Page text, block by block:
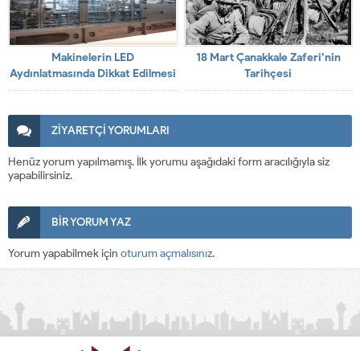
Makinelerin LED
Aydınlatmasında Dikkat Edilmesi
Gerekenler
18 Mart Çanakkale Zaferi’nin
Tarihçesi
ZİYARETÇİ YORUMLARI
Henüz yorum yapılmamış. İlk yorumu aşağıdaki form aracılığıyla siz
yapabilirsiniz.
BİR YORUM YAZ
Yorum yapabilmek için oturum açmalısınız.